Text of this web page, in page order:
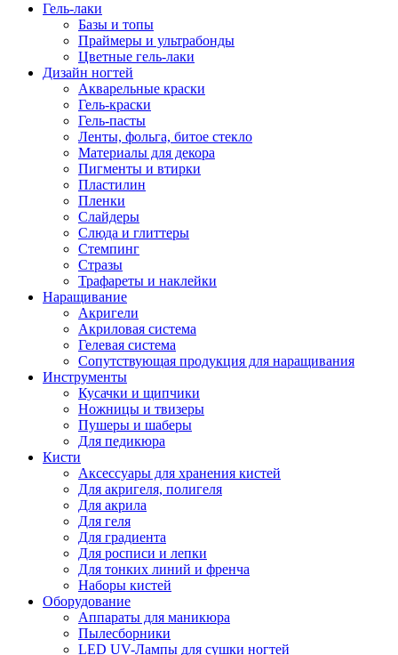
Гель-лаки
Базы и топы
Праймеры и ультрабонды
Цветные гель-лаки
Дизайн ногтей
Акварельные краски
Гель-краски
Гель-пасты
Ленты, фольга, битое стекло
Материалы для декора
Пигменты и втирки
Пластилин
Пленки
Слайдеры
Слюда и глиттеры
Стемпинг
Стразы
Трафареты и наклейки
Наращивание
Акригели
Акриловая система
Гелевая система
Сопутствующая продукция для наращивания
Инструменты
Кусачки и щипчики
Ножницы и твизеры
Пушеры и шаберы
Для педикюра
Кисти
Аксессуары для хранения кистей
Для акригеля, полигеля
Для акрила
Для геля
Для градиента
Для росписи и лепки
Для тонких линий и френча
Наборы кистей
Оборудование
Аппараты для маникюра
Пылесборники
LED UV-Лампы для сушки ногтей